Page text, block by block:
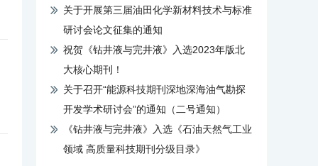
关于开展第三届油田化学新材料技术与标准
研讨会论文征集的通知
祝贺《钻井液与完井液》入选2023年版北
大核心期刊！
关于召开“能源科技期刊深地深海油气勘探
开发学术研讨会”的通知（二号通知）
《钻井液与完井液》入选《石油天然气工业
领域 高质量科技期刊分级目录》